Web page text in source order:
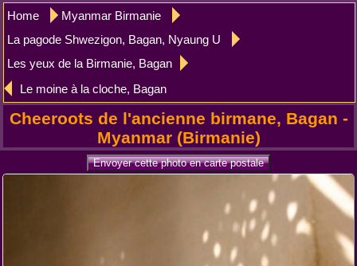
Home
Myanmar Birmanie
La pagode Shwezigon, Bagan, Nyaung U
Les yeux de la Birmanie, Bagan
Le moine à la cloche, Bagan
Cheeroots de l'ancienne birmane, Bagan -
Myanmar (Birmanie)